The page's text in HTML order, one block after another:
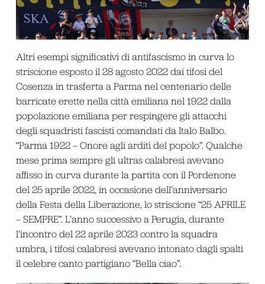
Altri esempi significativi di antifascismo in curva lo
striscione esposto il 28 agosto 2022 dai tifosi del
Cosenza in trasferta a Parma nel centenario delle
barricate erette nella città emiliana nel 1922 dalla
popolazione emiliana per respingere gli attacchi
degli squadristi fascisti comandati da Italo Balbo.
“Parma 1922 – Onore agli arditi del popolo”. Qualche
mese prima sempre gli ultras calabresi avevano
affisso in curva durante la partita con il Pordenone
del 25 aprile 2022, in occasione dell’anniversario
della Festa della Liberazione, lo striscione “25 APRILE
– SEMPRE”. L’anno successivo a Perugia, durante
l’incontro del 22 aprile 2023 contro la squadra
umbra, i tifosi calabresi avevano intonato dagli spalti
il celebre canto partigiano “Bella ciao”.